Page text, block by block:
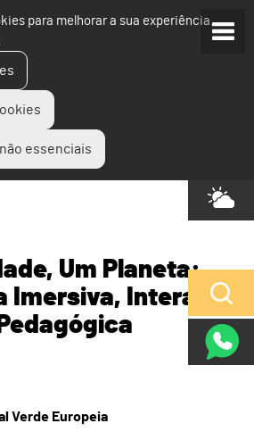
para melhorar a sua experiência.
essenciais
Um Planeta:
Imersiva, Interativa
Verde Europeia